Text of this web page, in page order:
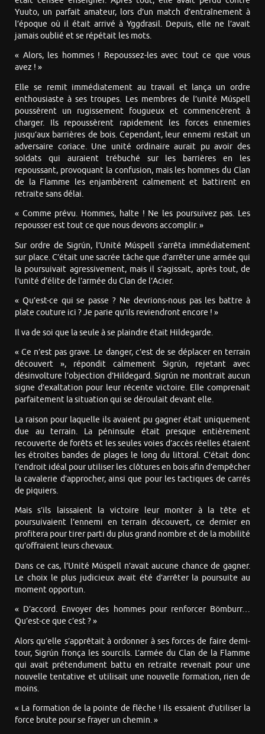
Yuuto, un parfait amateur, lors d’un match d’entraînement à
l’époque où il était arrivé à Yggdrasil. Depuis, elle ne l’avait
jamais oublié et se répétait les mots.
« Alors, les hommes ! Repoussez-les avec tout ce que vous
avez ! »
Elle se remit immédiatement au travail et lança un ordre
enthousiaste à ses troupes. Les membres de l’unité Múspell
poussèrent un rugissement fougueux et commencèrent à
charger. Ils repoussèrent rapidement les forces ennemies
jusqu’aux barrières de bois. Cependant, leur ennemi restait un
adversaire coriace. Une unité ordinaire aurait pu avoir des
soldats qui auraient trébuché sur les barrières en les
repoussant, provoquant la confusion, mais les hommes du Clan
de la Flamme les enjambèrent calmement et battirent en
retraite sans délai.
« Comme prévu. Hommes, halte ! Ne les poursuivez pas. Les
repousser est tout ce que nous devons accomplir. »
Sur ordre de Sigrún, l’Unité Múspell s’arrêta immédiatement
sur place. C’était une sacrée tâche que d’arrêter une armée qui
la poursuivait agressivement, mais il s’agissait, après tout, de
l’unité d’élite de l’armée du Clan de l’Acier.
« Qu’est-ce qui se passe ? Ne devrions-nous pas les battre à
plate couture ici ? Je parie qu’ils reviendront encore ! »
Il va de soi que la seule à se plaindre était Hildegarde.
« Ce n’est pas grave. Le danger, c’est de se déplacer en terrain
découvert », répondit calmement Sigrún, rejetant avec
désinvolture l’objection d’Hildegard. Sigrún ne montrait aucun
signe d’exaltation pour leur récente victoire. Elle comprenait
parfaitement la situation qui se déroulait devant elle.
La raison pour laquelle ils avaient pu gagner était uniquement
due au terrain. La péninsule était presque entièrement
recouverte de forêts et les seules voies d’accès réelles étaient
les étroites bandes de plages le long du littoral. C’était donc
l’endroit idéal pour utiliser les clôtures en bois afin d’empêcher
la cavalerie d’approcher, ainsi que pour les tactiques de carrés
de piquiers.
Mais s’ils laissaient la victoire leur monter à la tête et
poursuivaient l’ennemi en terrain découvert, ce dernier en
profitera pour tirer parti du plus grand nombre et de la mobilité
qu’offraient leurs chevaux.
Dans ce cas, l’Unité Múspell n’avait aucune chance de gagner.
Le choix le plus judicieux avait été d’arrêter la poursuite au
moment opportun.
« D’accord. Envoyer des hommes pour renforcer Bömburr…
Qu’est-ce que c’est ? »
Alors qu’elle s’apprêtait à ordonner à ses forces de faire demi-
tour, Sigrún fronça les sourcils. L’armée du Clan de la Flamme
qui avait prétendument battu en retraite revenait pour une
nouvelle tentative et utilisait une nouvelle formation, rien de
moins.
« La formation de la pointe de flèche ! Ils essaient d’utiliser la
force brute pour se frayer un chemin. »